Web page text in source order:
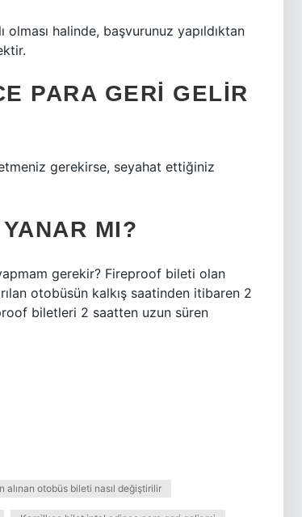
halinde, başvurunuz yapıldıktan
PARA GERI GELIR
gerekirse, seyahat ettiğiniz
MI?
gerekir? Fireproof bileti olan
otobüsün kalkış saatinden itibaren 2
biletleri 2 saatten uzun süren
alınan otobüs bileti nasıl değiştirilir